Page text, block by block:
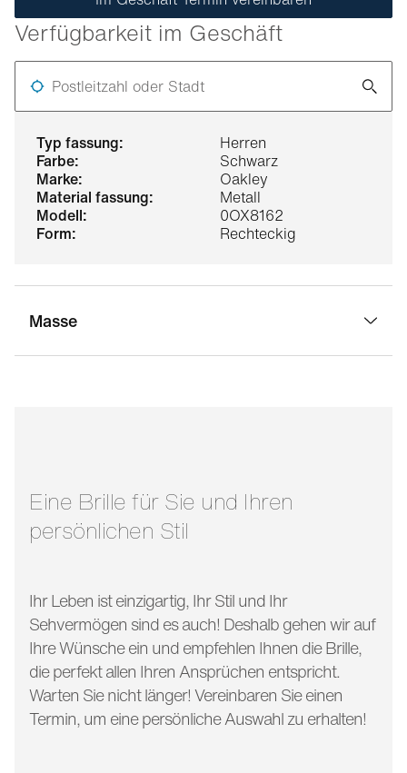
typ fassung:
Herren
farbe:
Schwarz
marke:
Oakley
material fassung:
Metall
modell:
0OX8162
form:
Rechteckig
Masse
Verfügbarkeit im Geschäft
Postleitzahl oder Stadt
Eine Brille für Sie und Ihren
persönlichen Stil
Ihr Leben ist einzigartig, Ihr Stil und Ihr
Sehvermögen sind es auch! Deshalb gehen wir auf
Ihre Wünsche ein und empfehlen Ihnen die Brille,
die perfekt allen Ihren Ansprüchen entspricht.
Warten Sie nicht länger! Vereinbaren Sie einen
Termin, um eine persönliche Auswahl zu erhalten!